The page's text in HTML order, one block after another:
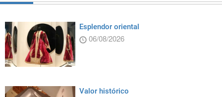
Esplendor oriental
06/08/2026
Valor histórico